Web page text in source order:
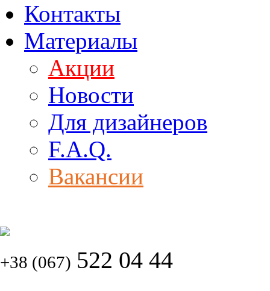
Контакты
Материалы
Акции
Новости
Для дизайнеров
F.A.Q.
Вакансии
+38 (067) 522 04 44